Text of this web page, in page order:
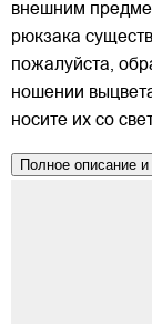
внешним
рюкзака
пожалуйста,
ношении
носите их со
Полное описание